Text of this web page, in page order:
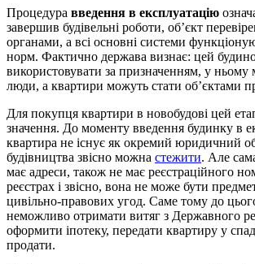
Процедура введення в експлуатацію
завершив будівельні роботи, об’єкт
органами, а всі основні системи
норм. Фактично держава визнає: цей
використовувати за призначенням, у
люди, а квартири можуть стати об’єктами
Для покупця квартири в новобудові цей
значення. До моменту введення будинку в
квартира не існує як окремий юридичний
будівництва звісно можна стежити. Але
має адреси, також не має реєстраційного
реєстрах і звісно, вона не може бути
цивільно-правових угод. Саме тому до
неможливо отримати витяг з Державного
оформити іпотеку, передати квартиру у
продати.